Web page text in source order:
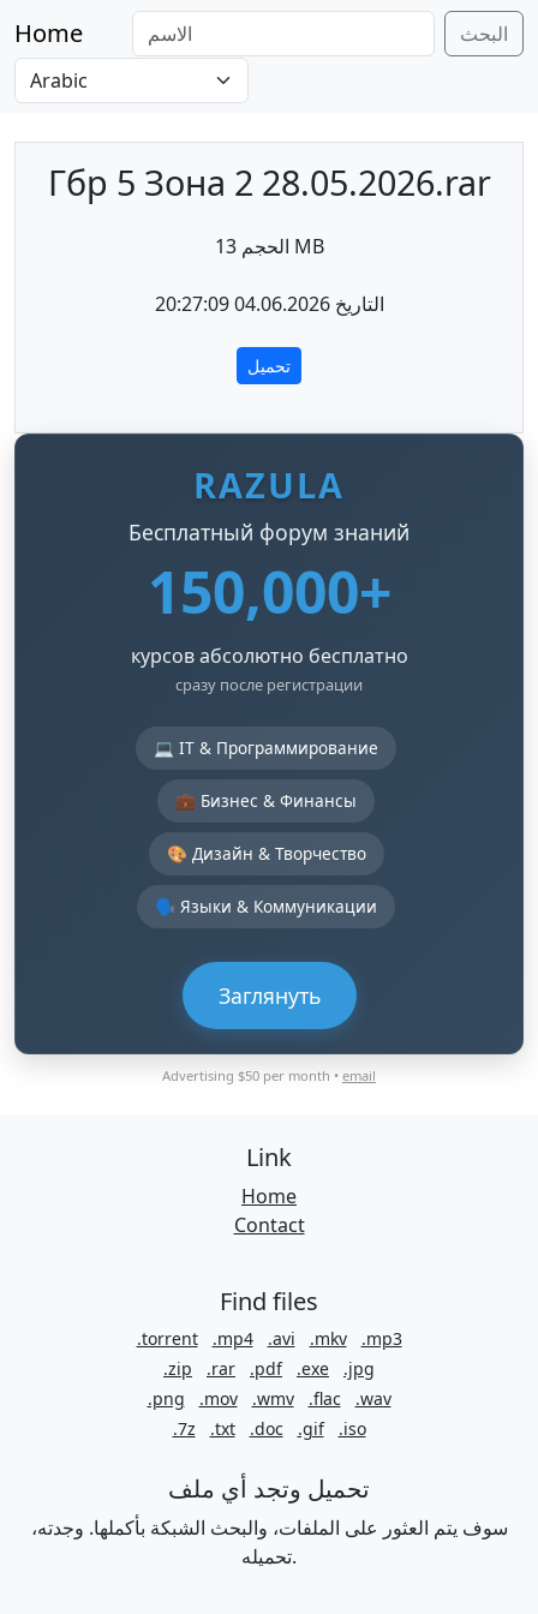
Home البحث
Гбр 5 Зона 2 28.05.2026.rar
الحجم 13 MB
التاريخ 04.06.2026 20:27:09
تحميل
RAZULA
Бесплатный форум знаний
150,000+
курсов абсолютно бесплатно
сразу после регистрации
💻 IT & Программирование
💼 Бизнес & Финансы
🎨 Дизайн & Творчество
🗣️ Языки & Коммуникации
Заглянуть
Advertising $50 per month • email
Link
Home
Contact
Find files
.torrent .mp4 .avi .mkv
.mp3
.zip
.rar .pdf .exe
.jpg
.png
.mov .wmv .flac
.wav
.7z
.txt .doc .gif .iso
تحميل وتجد أي ملف
سوف يتم العثور على الملفات، والبحث الشبكة بأكملها. وجدته،
تحميله.